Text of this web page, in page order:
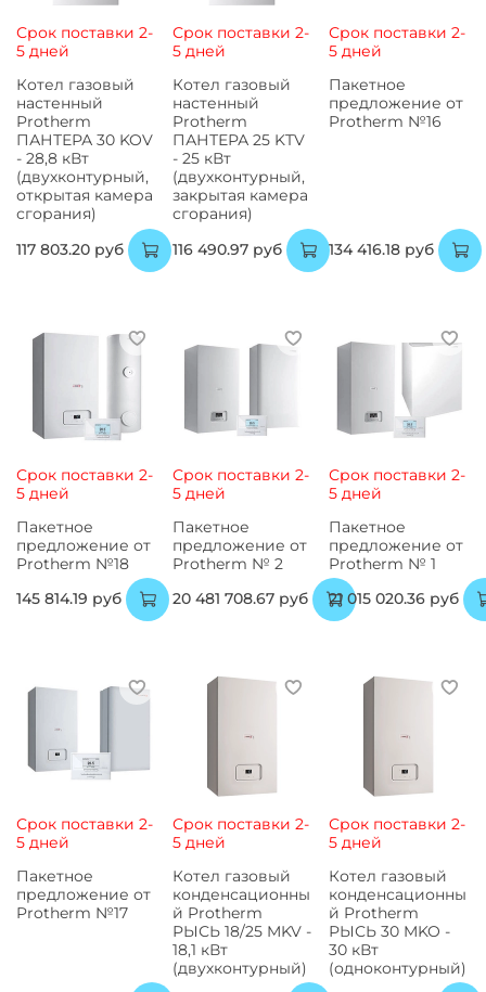
Срок поставки 2-
5 дней
Котел газовый
настенный
Protherm
ПАНТЕРА 30 KOV
- 28,8 кВт
(двухконтурный,
открытая камера
сгорания)
117 803.20 руб
Срок поставки 2-
5 дней
Котел газовый
настенный
Protherm
ПАНТЕРА 25 KTV
- 25 кВт
(двухконтурный,
закрытая камера
сгорания)
116 490.97 руб
Срок поставки 2-
5 дней
Пакетное
предложение от
Protherm №16
134 416.18 руб
Срок поставки 2-
5 дней
Пакетное
предложение от
Protherm №18
145 814.19 руб
Срок поставки 2-
5 дней
Пакетное
предложение от
Protherm № 2
20 481 708.67 руб
Срок поставки 2-
5 дней
Пакетное
предложение от
Protherm № 1
21 015 020.36 руб
Срок поставки 2-
5 дней
Пакетное
предложение от
Protherm №17
Срок поставки 2-
5 дней
Котел газовый
конденсационны
й Protherm
РЫСЬ 18/25 MKV -
18,1 кВт
(двухконтурный)
Срок поставки 2-
5 дней
Котел газовый
конденсационны
й Protherm
РЫСЬ 30 MKO -
30 кВт
(одноконтурный)